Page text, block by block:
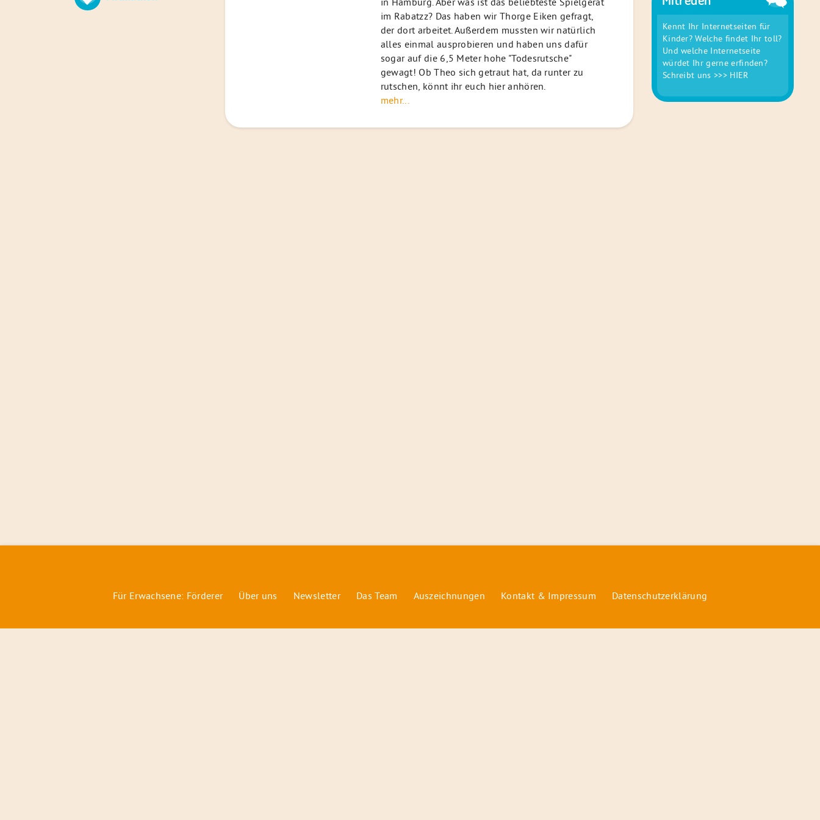
im Rabatzz? Das haben wir Thorge Eiken gefragt,
der dort arbeitet. Außerdem mussten wir natürlich
alles einmal ausprobieren und haben uns dafür
sogar auf die 6,5 Meter hohe "Todesrutsche"
gewagt! Ob Theo sich getraut hat, da runter zu
rutschen, könnt ihr euch hier anhören.
mehr...
Kennt Ihr Internetseiten für
Kinder? Welche findet Ihr toll?
Und welche Internetseite
würdet Ihr gerne erfinden?
Schreibt uns>>> HIER
Für Erwachsene: Förderer Über uns Newsletter Das Team Auszeichnungen Kontakt & Impressum Datenschutzerklärung